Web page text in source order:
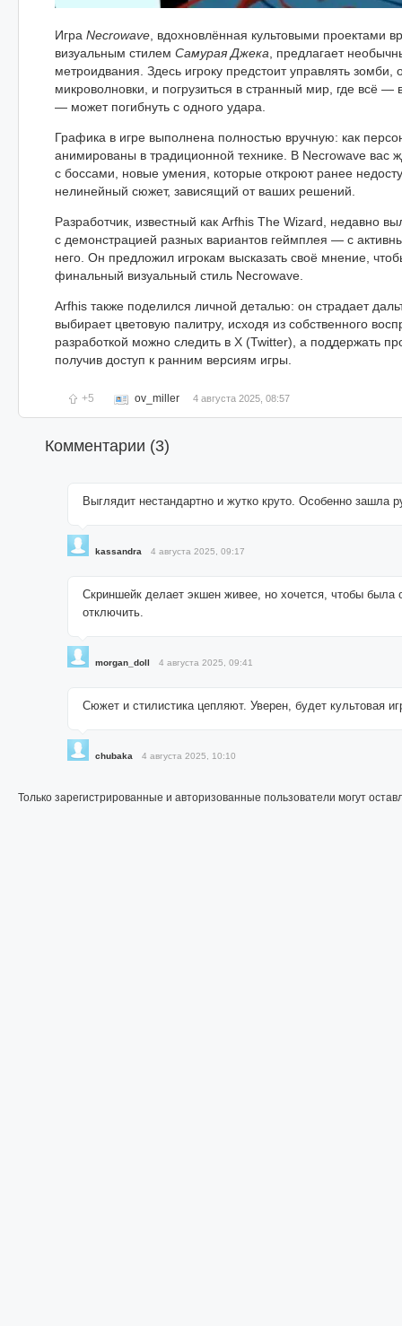
Игра Necrowave , вдохновлённая культовыми проектами
визуальным стилем Самурая Джека , предлагает
метроидвания. Здесь игроку предстоит управлять зомби,
микроволновки, и погрузиться в странный мир, где всё —
— может погибнуть с одного удара.
Графика в игре выполнена полностью вручную: как
анимированы в традиционной технике. В Necrowave вас
с боссами, новые умения, которые откроют ранее
нелинейный сюжет, зависящий от ваших решений.
Разработчик, известный как Arfhis The Wizard, недавно
с демонстрацией разных вариантов геймплея — с
него. Он предложил игрокам высказать своё мнение,
финальный визуальный стиль Necrowave.
Arfhis также поделился личной деталью: он страдает
выбирает цветовую палитру, исходя из собственного
разработкой можно следить в X (Twitter), а поддержать
получив доступ к ранним версиям игры.
+5 ov_miller 4 августа 2025, 08:57
Комментарии (3)
Выглядит нестандартно и жутко круто. Особенно зашла
kassandra 4 августа 2025, 09:17
Скриншейк делает экшен живее, но хочется, чтобы была
отключить.
morgan_doll 4 августа 2025, 09:41
Сюжет и стилистика цепляют. Уверен, будет культовая
chubaka 4 августа 2025, 10:10
Только зарегистрированные и авторизованные пользователи могут